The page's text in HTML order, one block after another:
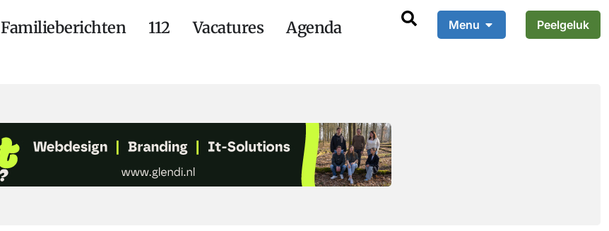
Familieberichten 112 Vacatures Agenda Menu Peelgeluk